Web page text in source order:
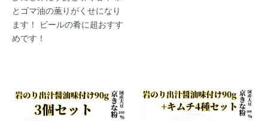
とゴマ油の薫りがくせになり
ます！ ビールの肴に超おすす
めです！